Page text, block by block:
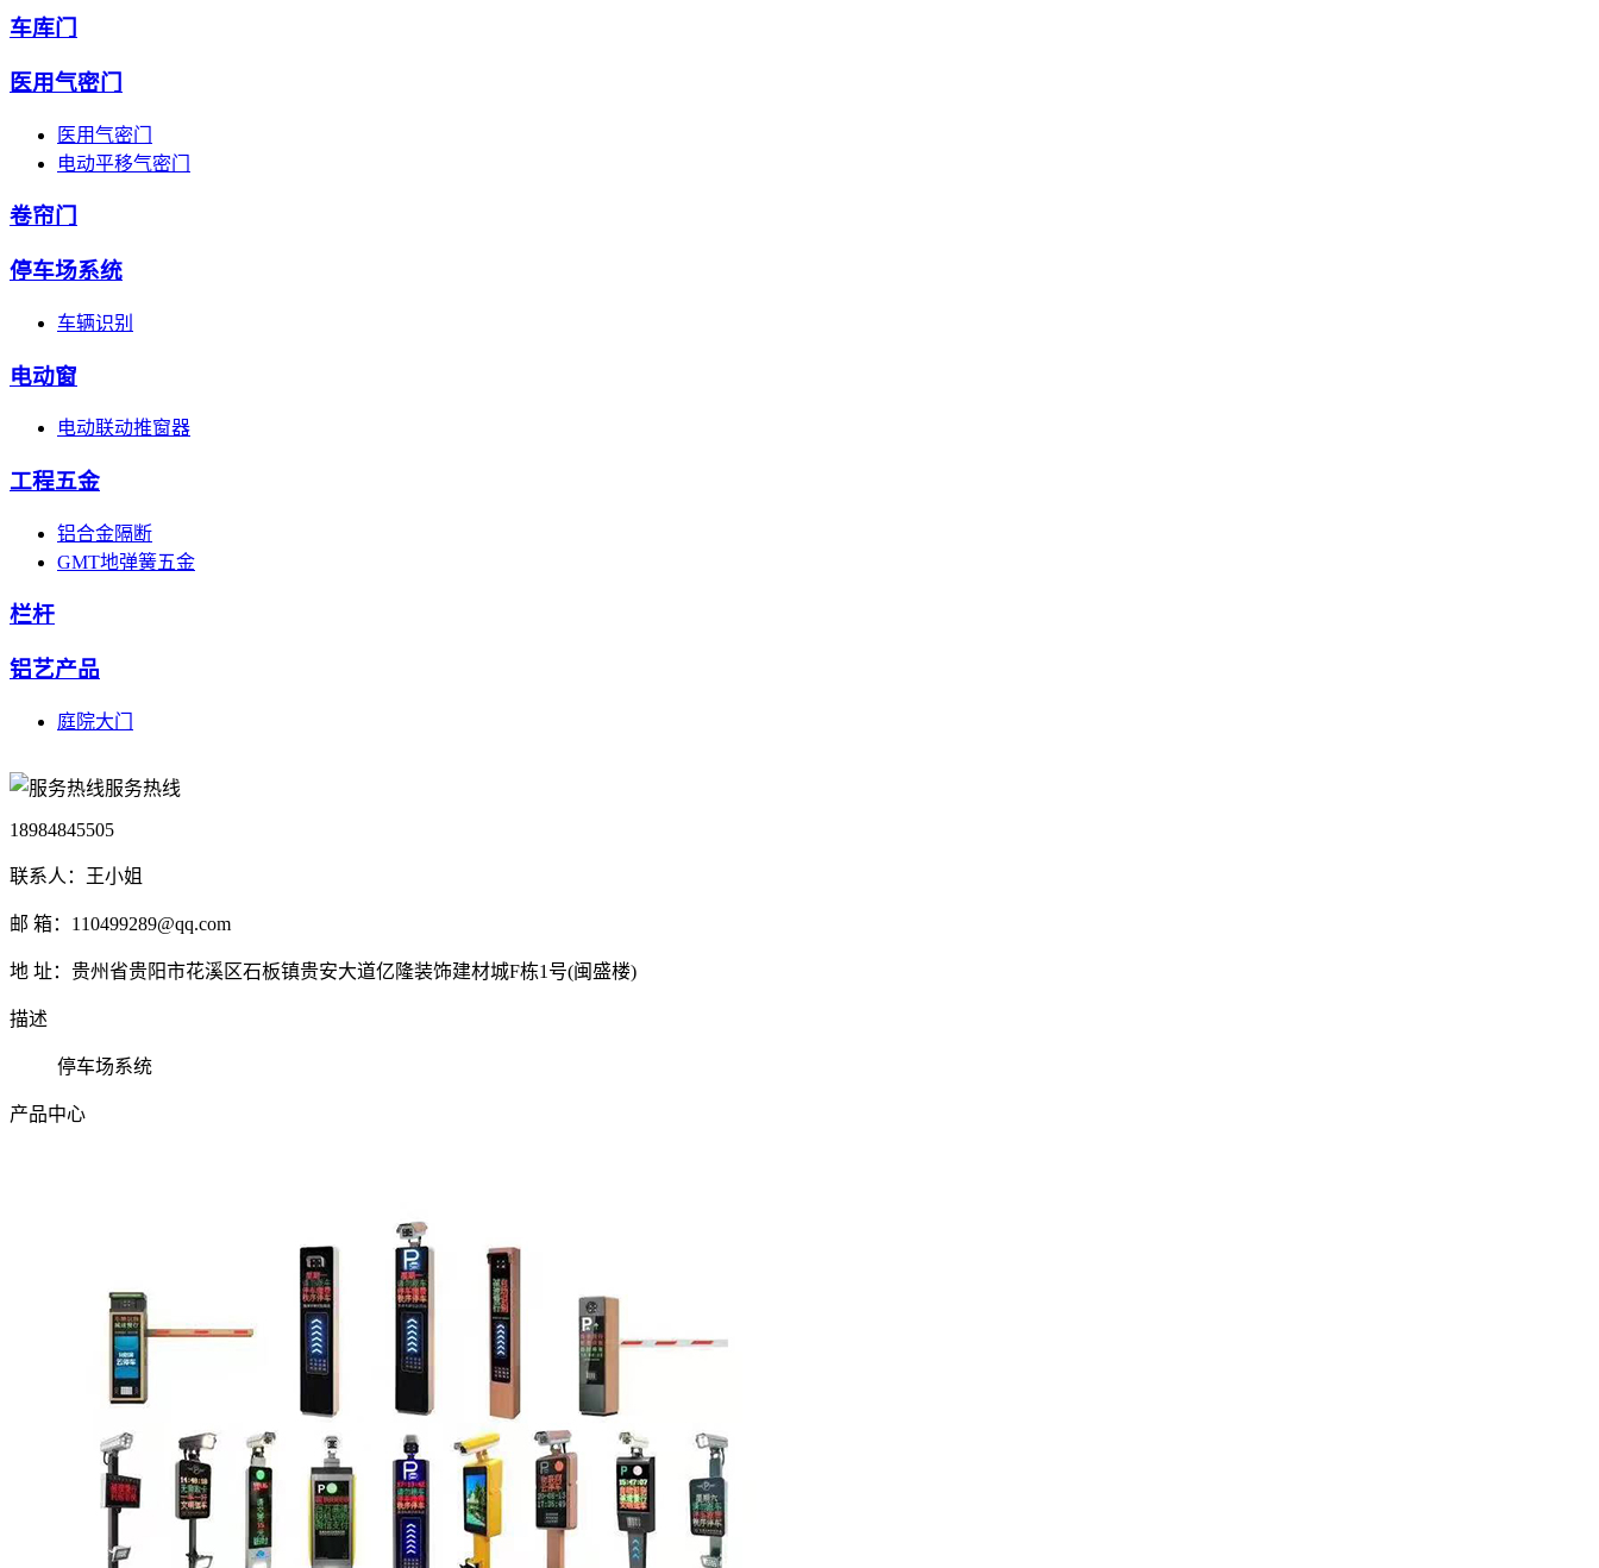
车库门
医用气密门
医用气密门
电动平移气密门
卷帘门
停车场系统
车辆识别
电动窗
电动联动推窗器
工程五金
铝合金隔断
GMT地弹簧五金
栏杆
铝艺产品
庭院大门
服务热线
18984845505
联系人：王小姐
邮 箱：110499289@qq.com
地 址：贵州省贵阳市花溪区石板镇贵安大道亿隆装饰建材城F栋1号(闽盛楼)
描述
停车场系统
产品中心